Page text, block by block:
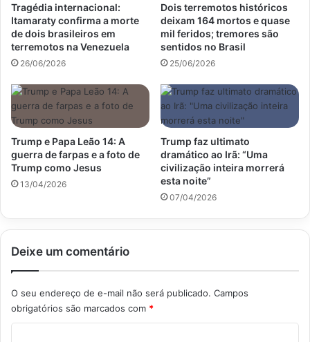
Tragédia internacional:
Itamaraty confirma a morte
de dois brasileiros em
terremotos na Venezuela
26/06/2026
Dois terremotos históricos
deixam 164 mortos e quase
mil feridos; tremores são
sentidos no Brasil
25/06/2026
Trump e Papa Leão 14: A
guerra de farpas e a foto de
Trump como Jesus
13/04/2026
Trump faz ultimato
dramático ao Irã: “Uma
civilização inteira morrerá
esta noite”
07/04/2026
Deixe um comentário
O seu endereço de e-mail não será publicado. Campos
obrigatórios são marcados com *